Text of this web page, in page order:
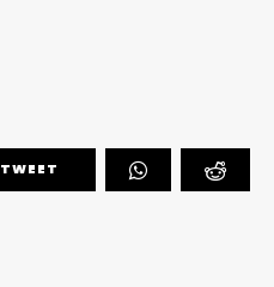
TWEET